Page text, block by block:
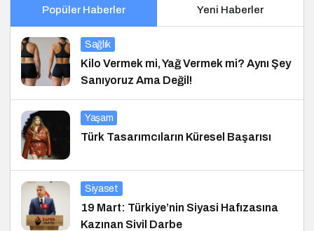
Popüler Haberler Yeni Haberler
Sağlık
Kilo Vermek mi, Yağ Vermek mi? Aynı Şey
Sanıyoruz Ama Değil!
Yaşam
Türk Tasarımcıların Küresel Başarısı
Siyaset
19 Mart: Türkiye’nin Siyasi Hafızasına
Kazınan Sivil Darbe